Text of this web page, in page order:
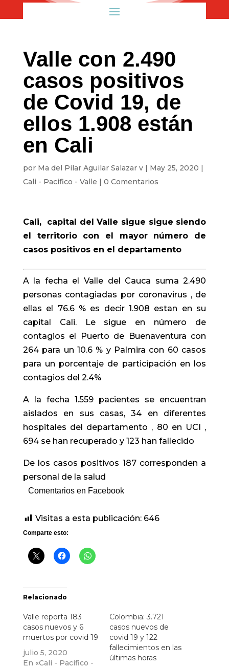
Valle con 2.490
casos positivos
de Covid 19, de
ellos 1.908 están
en Cali
por Ma del Pilar Aguilar Salazar v| May 25, 2020 |
Cali - Pacifico - Valle | 0 Comentarios
Cali, capital del Valle sigue sigue siendo
el territorio con el mayor número de
casos positivos en el departamento
A la fecha el Valle del Cauca suma 2.490
personas contagiadas por coronavirus , de
ellas el 76.6 % es decir 1.908 estan en su
capital Cali. Le sigue en número de
contagios el Puerto de Buenaventura con
264 para un 10.6 % y Palmira con 60 casos
para un porcentaje de participación en los
contagios del 2.4%
A la fecha 1.559 pacientes se encuentran
aislados en sus casas, 34 en diferentes
hospitales del departamento , 80 en UCI ,
694 se han recuperado y 123 han fallecido
De los casos positivos 187 corresponden a
personal de la salud
Comentarios en Facebook
Visitas a esta publicación: 646
Comparte esto:
Relacionado
Valle reporta 183
casos nuevos y 6
muertos por covid 19
julio 5, 2020
En «Cali - Pacifico -
Colombia: 3.721
casos nuevos de
covid 19 y 122
fallecimientos en las
últimas horas